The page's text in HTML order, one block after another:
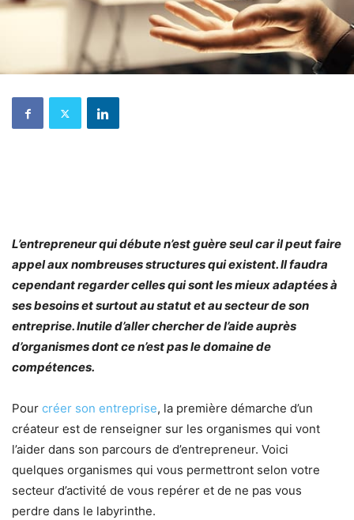
L’entrepreneur qui débute n’est guère seul car il peut faire
appel aux nombreuses structures qui existent. Il faudra
cependant regarder celles qui sont les mieux adaptées à
ses besoins et surtout au statut et au secteur de son
entreprise. Inutile d’aller chercher de l’aide auprès
d’organismes dont ce n’est pas le domaine de
compétences.
Pour créer son entreprise, la première démarche d’un
créateur est de renseigner sur les organismes qui vont
l’aider dans son parcours de d’entrepreneur. Voici
quelques organismes qui vous permettront selon votre
secteur d’activité de vous repérer et de ne pas vous
perdre dans le labyrinthe.